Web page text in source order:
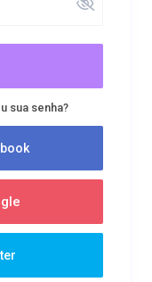
sua senha?